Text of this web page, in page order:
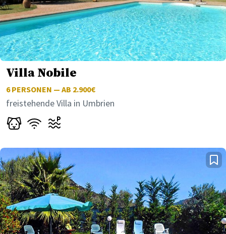
Villa Nobile
6PERSONEN — AB 2.900€
freistehende Villa in Umbrien